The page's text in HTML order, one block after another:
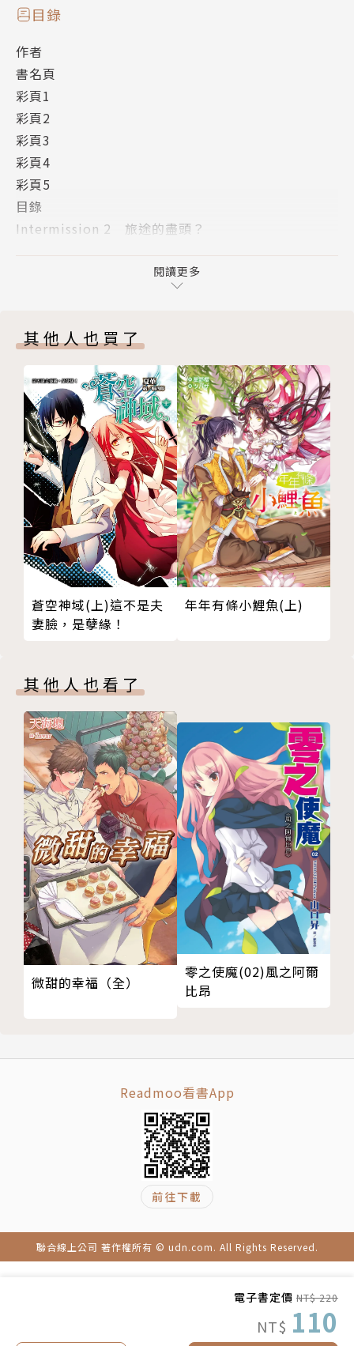
電子書定價 NT$ 220
NT$ 110
到現在新人感覺還褪不掉的資歷第7年職業作家。居住
モアリス」等。
繪者簡介
LLO
好想吃泡菜鍋。
目錄
作者
書名頁
彩頁1
彩頁2
彩頁3
彩頁4
彩頁5
目錄
Intermission 2 旅途的盡頭？
Chapter 11 魔女與女王
Chapter 12 你愛過的人偶＃２
Epilogue 搭檔＃１
後記
Intermission 1 斷章拉普拉斯之靈
後記
版權頁
閱讀更多
其他人也買了
蒼空神域(上)這不是夫
妻臉，是孽緣！
年年有條小鯉魚(上)
其他人也看了
微甜的幸福（全）
零之使魔(02)風之阿爾
比昂
Readmoo看書App
前往下載
聯合線上公司 著作權所有 © udn.com. All Rights Reserved.